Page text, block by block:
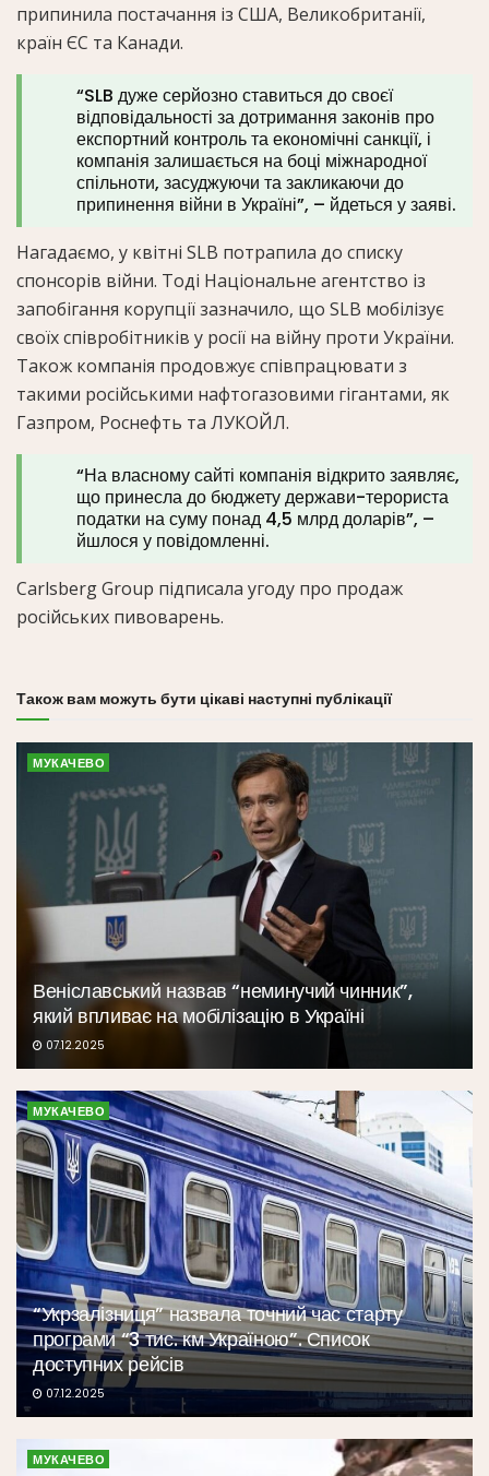
припинила постачання із США, Великобританії,
країн ЄС та Канади.
“SLB дуже серйозно ставиться до своєї
відповідальності за дотримання законів про
експортний контроль та економічні санкції, і
компанія залишається на боці міжнародної
спільноти, засуджуючи та закликаючи до
припинення війни в Україні”, – йдеться у заяві.
Нагадаємо, у квітні SLB потрапила до списку
спонсорів війни. Тоді Національне агентство із
запобігання корупції зазначило, що SLB мобілізує
своїх співробітників у росії на війну проти України.
Також компанія продовжує співпрацювати з
такими російськими нафтогазовими гігантами, як
Газпром, Роснефть та ЛУКОЙЛ.
“На власному сайті компанія відкрито заявляє,
що принесла до бюджету держави-терориста
податки на суму понад 4,5 млрд доларів”, –
йшлося у повідомленні.
Carlsberg Group підписала угоду про продаж
російських пивоварень.
Також вам можуть бути цікаві наступні публікації
МУКАЧЕВО
Веніславський назвав “неминучий чинник”,
який впливає на мобілізацію в Україні
07.12.2025
МУКАЧЕВО
“Укрзалізниця” назвала точний час старту
програми “3 тис. км Україною”. Список
доступних рейсів
07.12.2025
МУКАЧЕВО